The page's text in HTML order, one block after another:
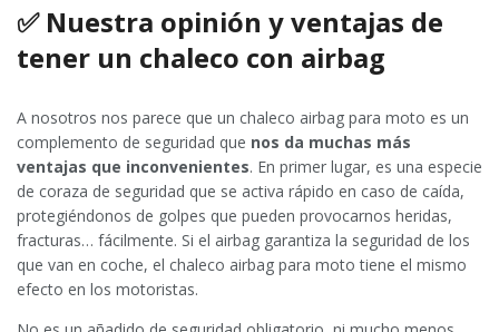
✅ Nuestra opinión y ventajas de
tener un chaleco con airbag
A nosotros nos parece que un chaleco airbag para moto es un
complemento de seguridad que nos da muchas más
ventajas que inconvenientes. En primer lugar, es una especie
de coraza de seguridad que se activa rápido en caso de caída,
protegiéndonos de golpes que pueden provocarnos heridas,
fracturas… fácilmente. Si el airbag garantiza la seguridad de los
que van en coche, el chaleco airbag para moto tiene el mismo
efecto en los motoristas.